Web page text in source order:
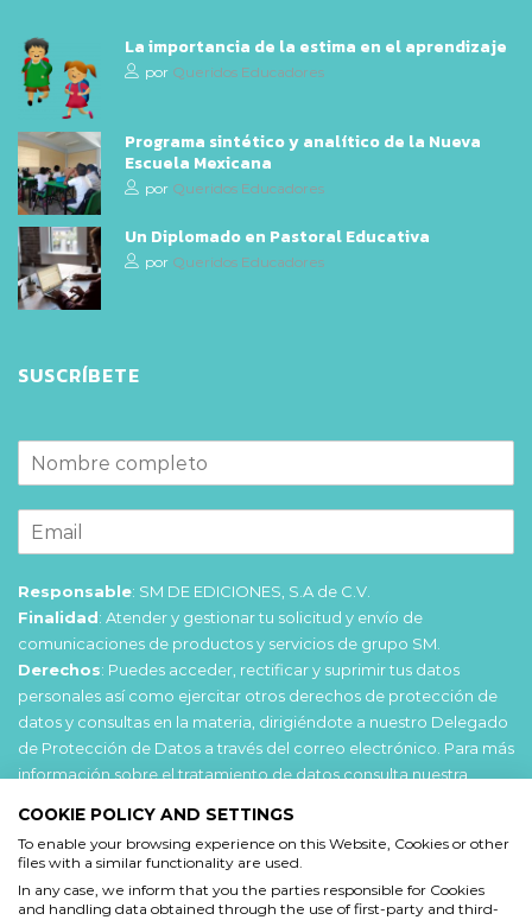
La importancia de la estima en el aprendizaje
por Queridos Educadores
Programa sintético y analítico de la Nueva
Escuela Mexicana
por Queridos Educadores
Un Diplomado en Pastoral Educativa
por Queridos Educadores
SUSCRÍBETE
Responsable: SM DE EDICIONES, S.A de C.V.
Finalidad: Atender y gestionar tu solicitud y envío de
comunicaciones de productos y servicios de grupo SM.
Derechos: Puedes acceder, rectificar y suprimir tus datos
personales así como ejercitar otros derechos de protección de
datos y consultas en la materia, dirigiéndote a nuestro Delegado
de Protección de Datos a través del correo electrónico. Para más
información sobre el tratamiento de datos consulta nuestra
Acepto
He leído y acepto las Condiciones de usoy la
Política de privacidad
COOKIE POLICY AND SETTINGS
To enable your browsing experience on this Website, Cookies or other
files with a similar functionality are used.
In any case, we inform that you the parties responsible for Cookies
and handling data obtained through the use of first-party and third-